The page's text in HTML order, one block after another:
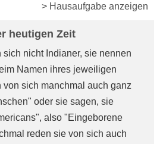
> Hausaufgabe anzeigen
heutigen Zeit
sich nicht Indianer, sie nennen
Namen ihres jeweiligen
von sich manchmal auch ganz
oder sie sagen, sie
also "Eingeborene
reden sie von sich auch